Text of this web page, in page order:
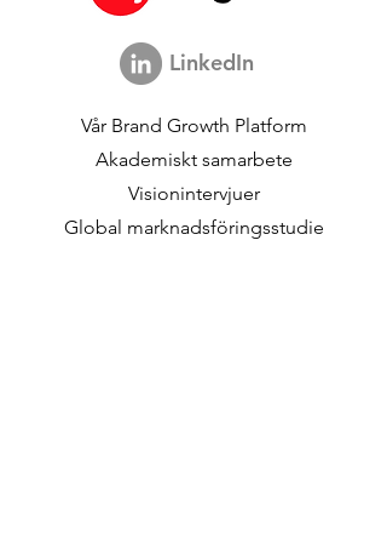
LinkedIn
Vår Brand Growth Platform
Akademiskt samarbete
Visionintervjuer
Global marknadsföringsstudie